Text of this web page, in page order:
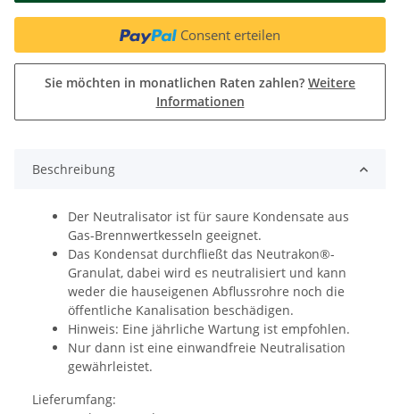
Consent erteilen
Sie möchten in monatlichen Raten zahlen? Weitere
Informationen
Beschreibung
Der Neutralisator ist für saure Kondensate aus
Gas-Brennwertkesseln geeignet.
Das Kondensat durchfließt das Neutrakon®-
Granulat, dabei wird es neutralisiert und kann
weder die hauseigenen Abflussrohre noch die
öffentliche Kanalisation beschädigen.
Hinweis: Eine jährliche Wartung ist empfohlen.
Nur dann ist eine einwandfreie Neutralisation
gewährleistet.
Lieferumfang: